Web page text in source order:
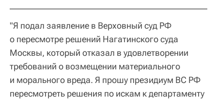
"Я подал заявление в Верховный суд РФ
о пересмотре решений Нагатинского суда
Москвы, который отказал в удовлетворении
требований о возмещении материального
и морального вреда. Я прошу президиум ВС РФ
пересмотреть решения по искам к департаменту